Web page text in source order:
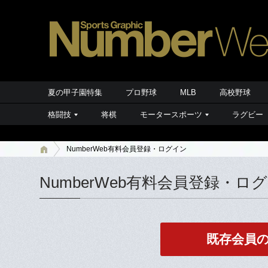
夏の甲子園特集 プロ野球 MLB 高校野球
格闘技 将棋 モータースポーツ ラグビー
NumberWeb有料会員登録・ログイン
NumberWeb有料会員登録・ロ
既存会員